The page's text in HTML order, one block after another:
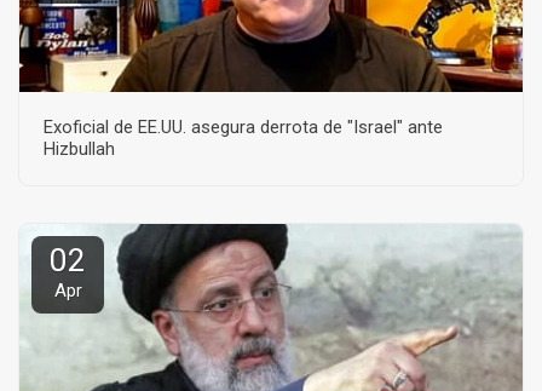
Exoficial de EE.UU. asegura derrota de "Israel" ante
Hizbullah
02
Apr